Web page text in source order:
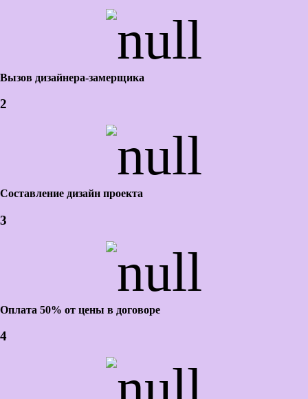
Вызов дизайнера-замерщика
2
Составление дизайн проекта
3
Оплата 50% от цены в договоре
4